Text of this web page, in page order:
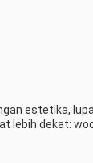
estetika,
lebih dekat: